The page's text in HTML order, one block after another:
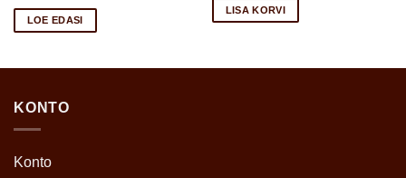
LOE EDASI
LISA KORVI
KONTO
Konto